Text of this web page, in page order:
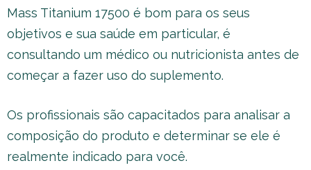
Mass Titanium 17500 é bom para os seus
objetivos e sua saúde em particular, é
consultando um médico ou nutricionista antes de
começar a fazer uso do suplemento.
Os profissionais são capacitados para analisar a
composição do produto e determinar se ele é
realmente indicado para você.